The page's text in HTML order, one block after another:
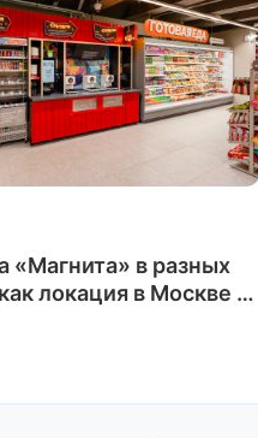
«Магнита» в разных
локация в Москве и